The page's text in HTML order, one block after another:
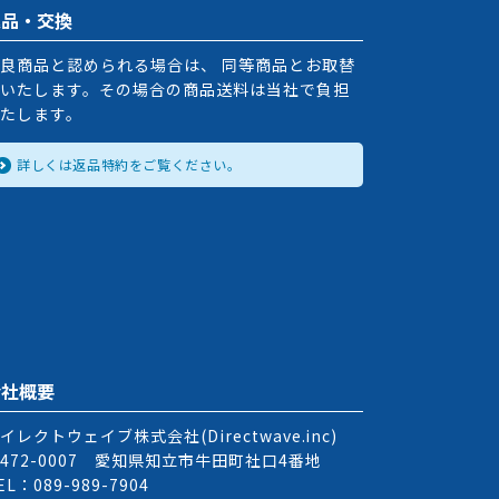
・交換
商品と認められる場合は、 同等商品とお取替
たします。その場合の商品送料は当社で負担
します。
詳しくは返品特約をご覧ください。
概要
レクトウェイブ株式会社(Directwave.inc)
0007 愛知県知立市牛田町社口4番地
：089-989-7904